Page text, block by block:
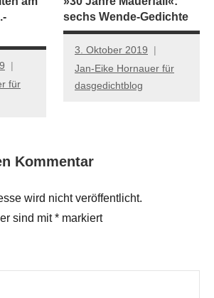
für
sechs Wende-Gedichte
3. Oktober 2019
Jan-Eike Hornauer für
dasgedichtblog
Kommentar
wird nicht veröffentlicht.
sind mit* markiert